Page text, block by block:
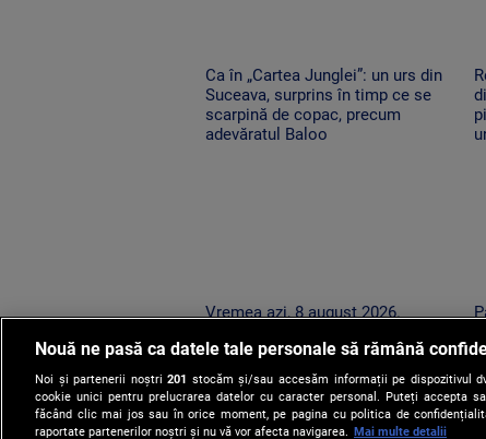
Ca în „Cartea Junglei”: un urs din
Suceava, surprins în timp ce se
scarpină de copac, precum
adevăratul Baloo
Vremea azi, 8 august 2026.
caniculă și furtună
Nouă ne pasă ca datele tale personale să rămână
Noi și partenerii noștri201 stocăm și/sau accesăm informații pe dispozitivul
cookie unici pentru prelucrarea datelor cu caracter personal. Puteți accepta
făcând clic mai jos sau în orice moment, pe pagina cu politica de
raportate partenerilor noștri și nu vă vor afecta navigarea.
Mai multe detalii